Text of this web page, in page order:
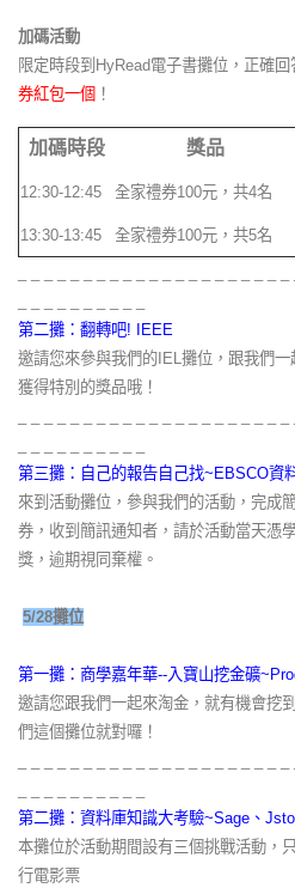
加碼活動
限定時段到HyRead電子書攤位，正確
券紅包一個 ！
加碼時段 獎品
12:30-12:45 全家禮券100元，共4名
13:30-13:45 全家禮券100元，共5名
第二攤：翻轉吧! IEEE
邀請您來參與我們的IEL攤位，跟我們
獲得特別的獎品哦！
第三攤：自己的報告自己找~EBSCO資
來到活動攤位，參與我們的活動，完成
券，收到簡訊通知者，請於活動當天憑
獎，逾期視同棄權。
5/28攤位
第一攤：商學嘉年華--入寶山挖金礦
邀請您跟我們一起來淘金，就有機會挖
們這個攤位就對囉！
第二攤：資料庫知識大考驗~Sage、
本攤位於活動期間設有三個挑戰活動，
行電影票